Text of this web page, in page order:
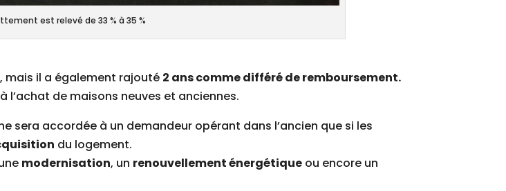
est relevé de 33 % à 35 %
, mais il a également rajouté 2 ans comme différé de remboursement.
de maisons neuves et anciennes.
sera accordée à un demandeur opérant dans l’ancien que si les
du logement.
modernisation, un renouvellement énergétique ou encore un